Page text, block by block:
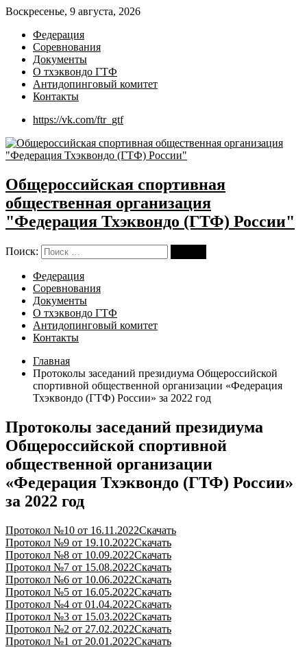
Воскресенье, 9 августа, 2026
Федерация
Соревнования
Документы
О тхэквондо ГТФ
Антидопинговый комитет
Контакты
https://vk.com/ftr_gtf
Общероссийская спортивная
общественная организация
"Федерация Тхэквондо (ГТФ) России"
Поиск:
Федерация
Соревнования
Документы
О тхэквондо ГТФ
Антидопинговый комитет
Контакты
Главная
Протоколы заседаний президиума Общероссийской
спортивной общественной организации «Федерация
Тхэквондо (ГТФ) России» за 2022 год
Протоколы заседаний президиума
Общероссийской спортивной
общественной организации
«Федерация Тхэквондо (ГТФ) России»
за 2022 год
Протокол №10 от 16.11.2022Скачать
Протокол №9 от 19.10.2022Скачать
Протокол №8 от 10.09.2022Скачать
Протокол №7 от 15.08.2022Скачать
Протокол №6 от 10.06.2022Скачать
Протокол №5 от 16.05.2022Скачать
Протокол №4 от 01.04.2022Скачать
Протокол №3 от 15.03.2022Скачать
Протокол №2 от 27.02.2022Скачать
Протокол №1 от 20.01.2022Скачать